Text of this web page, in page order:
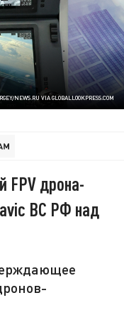
NEWS.RU VIA GLOBALLOOKPRESS.COM
FPV дрона-
ВС РФ над